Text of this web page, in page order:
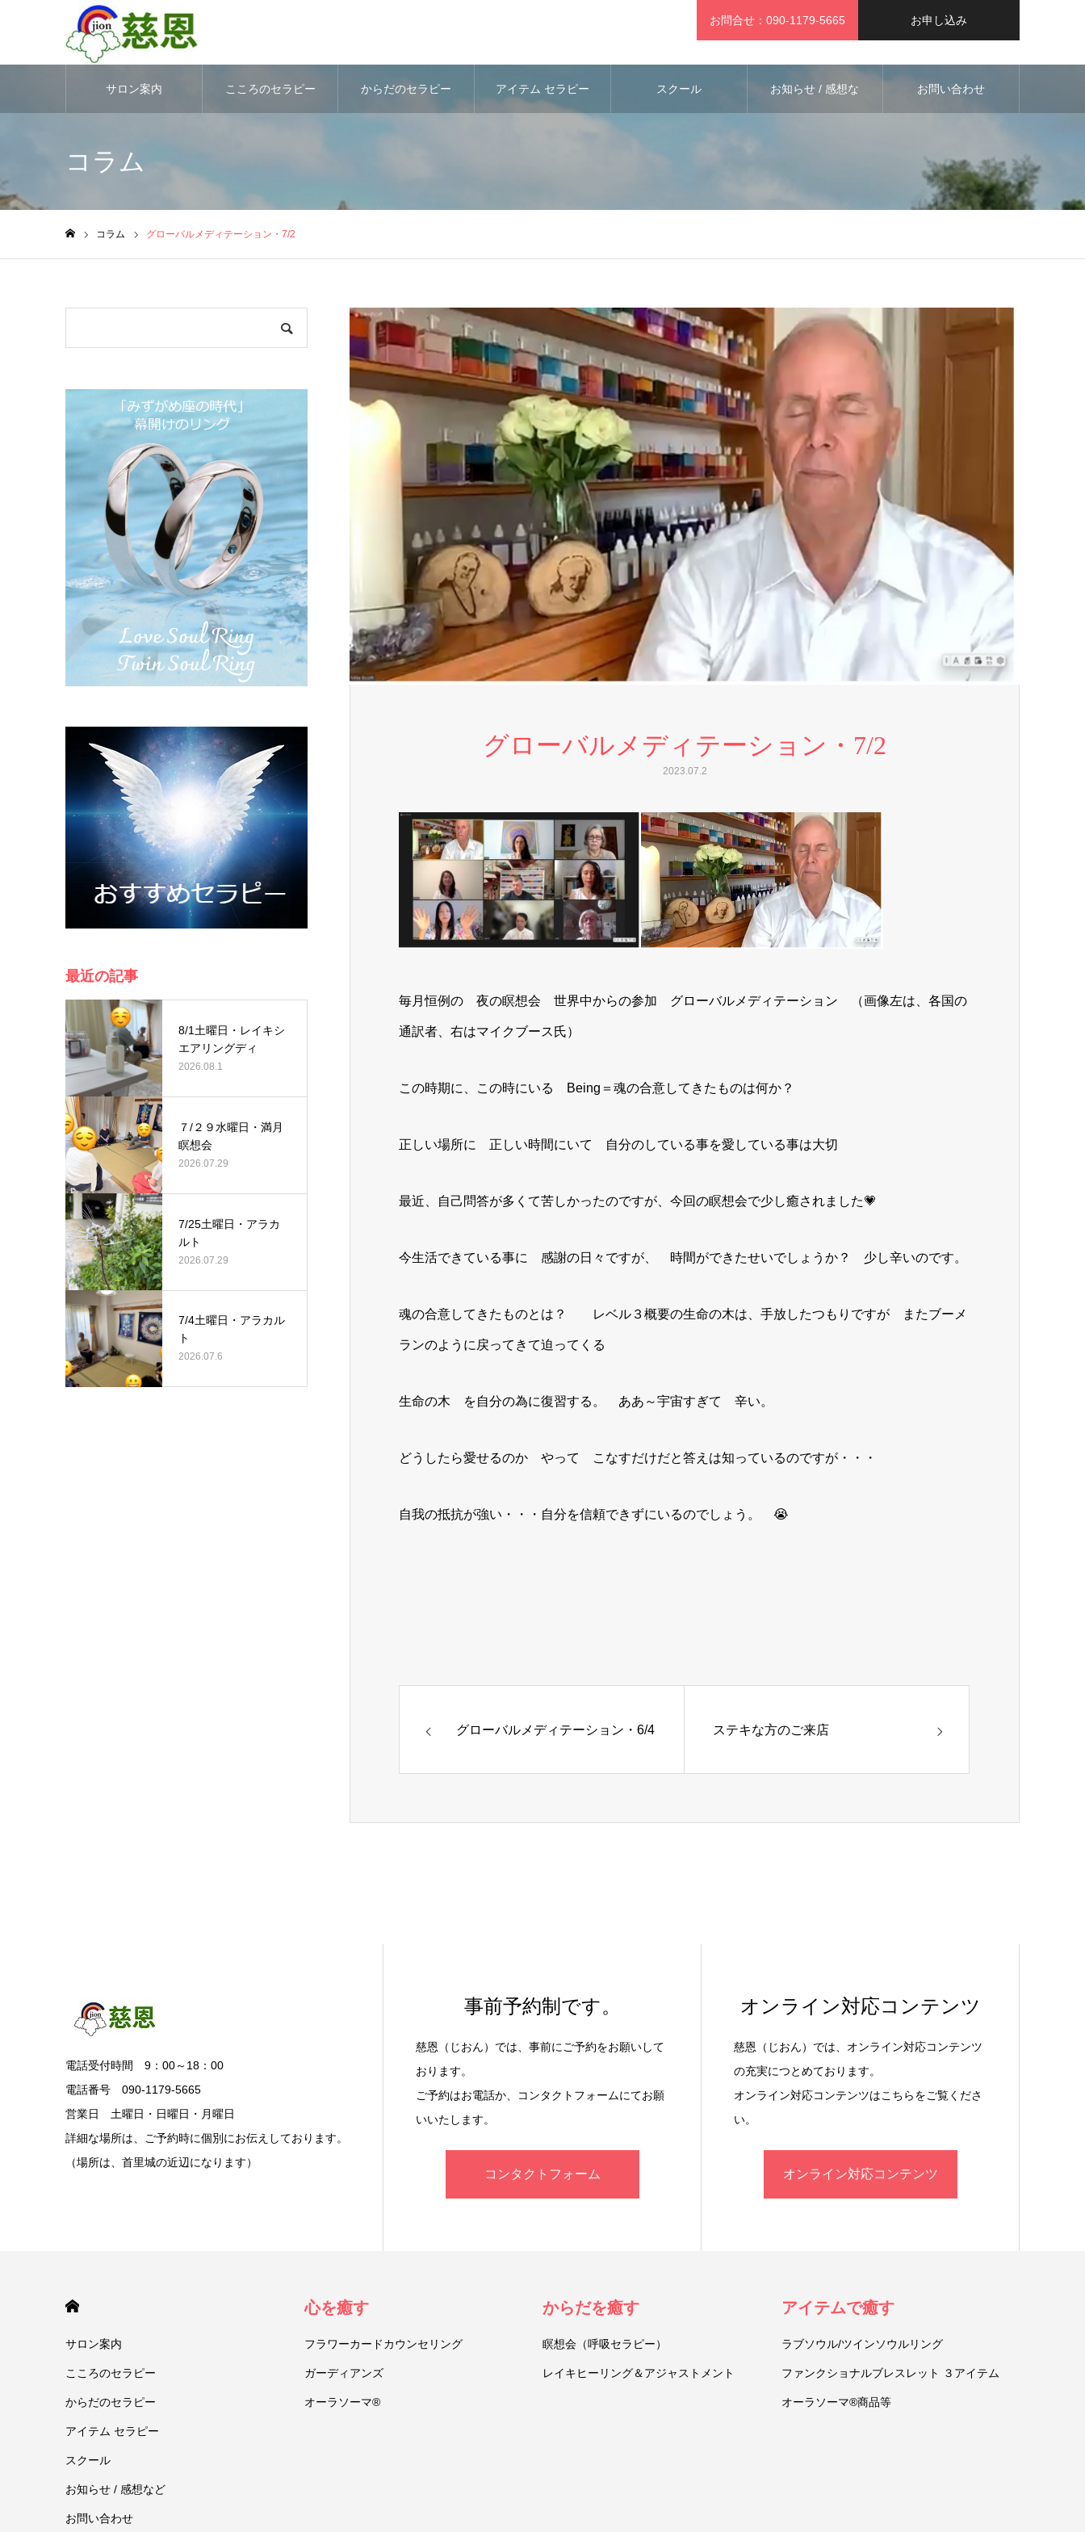
お問合せ：090-1179-5665 お申し込み
サロン案内 こころのセラピー からだのセラピー アイテム セラピー スクール お知らせ / 感想な お問い合わせ
コラム
コラム グローバルメディテーション・7/2
グローバルメディテーション・7/2
2023.07.2
毎月恒例の 夜の瞑想会 世界中からの参加 グローバルメディテーション （画像左は、各国の
通訳者、右はマイクブース氏）
この時期に、この時にいる Being＝魂の合意してきたものは何か？
正しい場所に 正しい時間にいて 自分のしている事を愛している事は大切
最近、自己問答が多くて苦しかったのですが、今回の瞑想会で少し癒されました💗
今生活できている事に 感謝の日々ですが、 時間ができたせいでしょうか？ 少し辛いのです。
魂の合意してきたものとは？ レベル３概要の生命の木は、手放したつもりですが またブーメ
ランのように戻ってきて迫ってくる
生命の木 を自分の為に復習する。 ああ～宇宙すぎて 辛い。
どうしたら愛せるのか やって こなすだけだと答えは知っているのですが・・・
自我の抵抗が強い・・・自分を信頼できずにいるのでしょう。 😭
グローバルメディテーション・6/4 ステキな方のご来店
最近の記事
8/1土曜日・レイキシ
エアリングディ
2026.08.1
７/２９水曜日・満月
瞑想会
2026.07.29
7/25土曜日・アラカ
ルト
2026.07.29
7/4土曜日・アラカル
ト
2026.07.6
電話受付時間 9：00～18：00
電話番号 090-1179-5665
営業日 土曜日・日曜日・月曜日
詳細な場所は、ご予約時に個別にお伝えしております。
（場所は、首里城の近辺になります）
事前予約制です。
慈恩（じおん）では、事前にご予約をお願いして
おります。
ご予約はお電話か、コンタクトフォームにてお願
いいたします。
コンタクトフォーム
オンライン対応コンテンツ
慈恩（じおん）では、オンライン対応コンテンツ
の充実につとめております。
オンライン対応コンテンツはこちらをご覧くださ
い。
オンライン対応コンテンツ
サロン案内
こころのセラピー
からだのセラピー
アイテム セラピー
スクール
お知らせ / 感想など
お問い合わせ
心を癒す
フラワーカードカウンセリング
ガーディアンズ
オーラソーマ®
からだを癒す
瞑想会（呼吸セラピー）
レイキヒーリング＆アジャストメント
アイテムで癒す
ラブソウル/ツインソウルリング
ファンクショナルブレスレット ３アイテム
オーラソーマ®商品等